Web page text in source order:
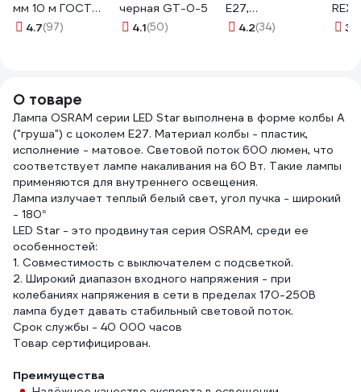
мм 10 м ГОСТ
231ЯA20C0000Ъ600010М
4.7(97)
черная GT-0-5
4.1(50)
Е27,
карболитовый
4.2(34)
11-3.2
О товаре
Лампа OSRAM серии LED Star выполнена в форме колбы A
("груша") с цоколем E27. Материал колбы - пластик,
исполнение - матовое. Световой поток 600 люмен, что
соответствует лампе накаливания на 60 Вт. Такие лампы
применяются для внутреннего освещения.
Лампа излучает теплый белый свет, угол пучка - широкий
- 180°
LED Star - это продвинутая серия OSRAM, среди ее
особенностей:
1. Совместимость с выключателем с подсветкой.
2. Широкий диапазон входного напряжения - при
колебаниях напряжения в сети в пределах 170-250В
лампа будет давать стабильный световой поток.
Срок службы - 40 000 часов
Товар сертифицирован.
Преимущества